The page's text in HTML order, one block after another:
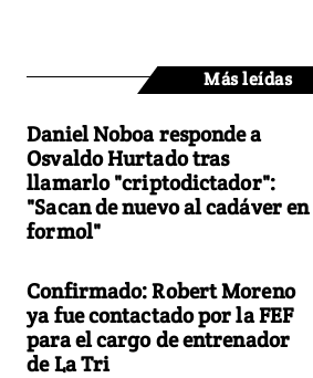
Más leídas
Daniel Noboa responde a
Osvaldo Hurtado tras
llamarlo "criptodictador":
"Sacan de nuevo al cadáver en
formol"
Confirmado: Robert Moreno
ya fue contactado por la FEF
para el cargo de entrenador
de La Tri